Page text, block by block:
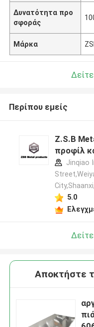
Δυνατότητα προ
σφοράς
Μάρκα
Περίπου εμείς
Z.S.B
προφίλ
Jinqiao
5.0
Αποκτήστε